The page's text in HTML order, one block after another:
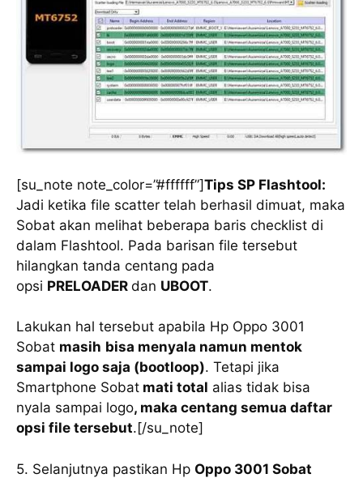
[su_note note_color=”#ffffff”]Tips SP Flashtool:
Jadi ketika file scatter telah berhasil dimuat, maka
Sobat akan melihat beberapa baris checklist di
dalam Flashtool. Pada barisan file tersebut
hilangkan tanda centang pada
opsi PRELOADER dan UBOOT.
Lakukan hal tersebut apabila Hp Oppo 3001
Sobat masih bisa menyala namun mentok
sampai logo saja (bootloop). Tetapi jika
Smartphone Sobat mati total alias tidak bisa
nyala sampai logo, maka centang semua daftar
opsi file tersebut.[/su_note]
5. Selanjutnya pastikan Hp Oppo 3001 Sobat